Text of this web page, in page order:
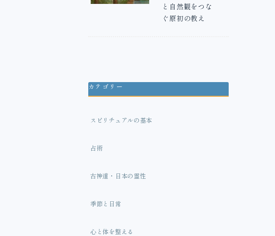
と自然観をつな
ぐ原初の教え
カテゴリー
スピリチュアルの基本
占術
古神道・日本の霊性
季節と日常
心と体を整える